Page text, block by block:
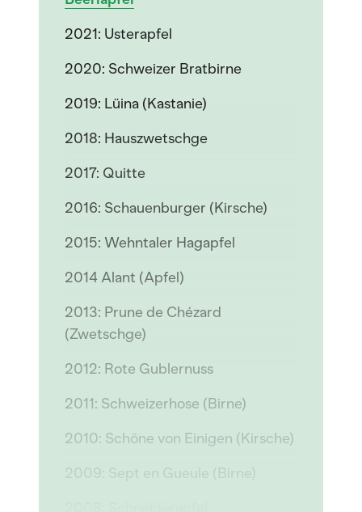
2021: Usterapfel
2020: Schweizer Bratbirne
2019: Lüina (Kastanie)
2018: Hauszwetschge
2017: Quitte
2016: Schauenburger (Kirsche)
2015: Wehntaler Hagapfel
2014 Alant (Apfel)
2013: Prune de Chézard
(Zwetschge)
2012: Rote Gublernuss
2011: Schweizerhose (Birne)
2010: Schöne von Einigen (Kirsche)
2009: Sept en Gueule (Birne)